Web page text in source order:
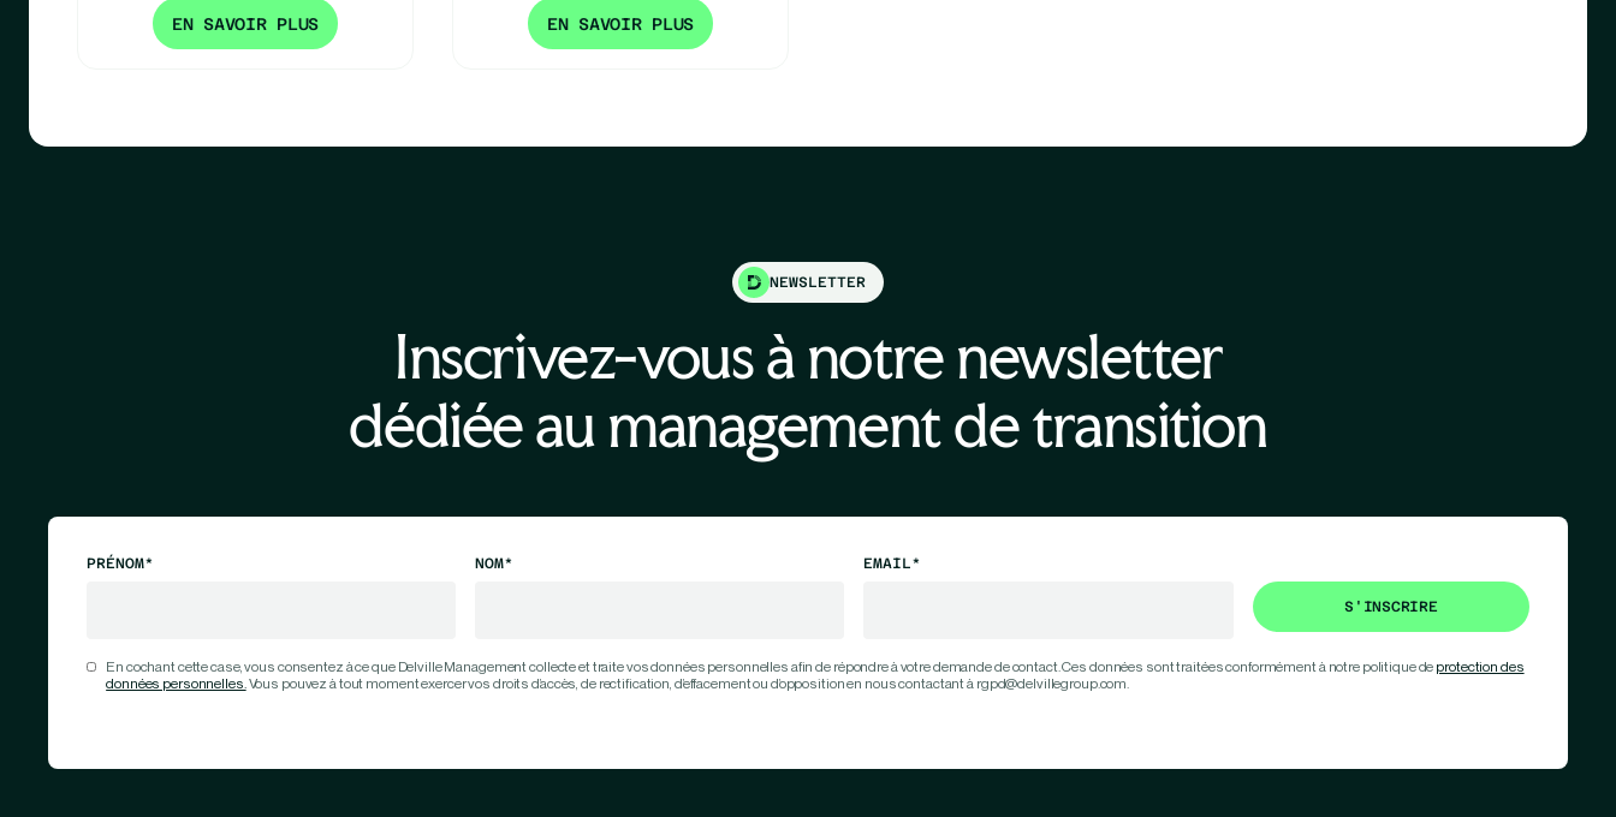
EN SAVOIR PLUS EN SAVOIR PLUS
NEWSLETTER
Inscrivez-vous à notre newsletter
dédiée au management de transition
PRÉNOM* NOM* EMAIL*
En cochant cette case, vous consentez à ce que Delville Management collecte et traite vos données personnelles afin de répondre à votre demande de contact. Ces données sont traitées conformément à notre politique de protection des
données personnelles. Vous pouvez à tout moment exercer vos droits d’accès, de rectification, d’effacement ou d’opposition en nous contactant à rgpd@delvillegroup.com.